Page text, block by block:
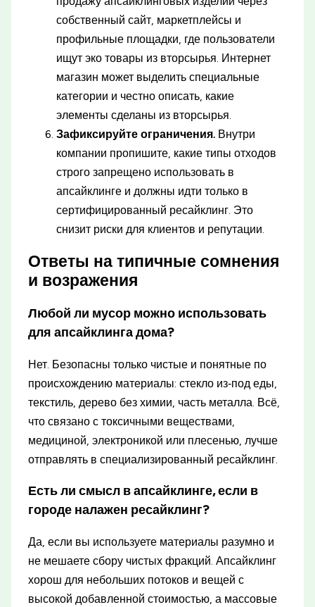
собственный сайт, маркетплейсы и
профильные площадки, где пользователи
ищут эко товары из вторсырья. Интернет
магазин может выделить специальные
категории и честно описать, какие
элементы сделаны из вторсырья.
Зафиксируйте ограничения. Внутри
компании пропишите, какие типы отходов
строго запрещено использовать в
апсайклинге и должны идти только в
сертифицированный ресайклинг. Это
снизит риски для клиентов и репутации.
Ответы на типичные сомнения
и возражения
Любой ли мусор можно использовать
для апсайклинга дома?
Нет. Безопасны только чистые и понятные по
происхождению материалы: стекло из‑под еды,
текстиль, дерево без химии, часть металла. Всё,
что связано с токсичными веществами,
медициной, электроникой или плесенью, лучше
отправлять в специализированный ресайклинг.
Есть ли смысл в апсайклинге, если в
городе налажен ресайклинг?
Да, если вы используете материалы разумно и
не мешаете сбору чистых фракций. Апсайклинг
хорош для небольших потоков и вещей с
высокой добавленной стоимостью, а массовые